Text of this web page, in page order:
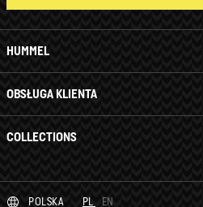
HUMMEL
OBSŁUGA KLIENTA
COLLECTIONS
POLSKA PL EN